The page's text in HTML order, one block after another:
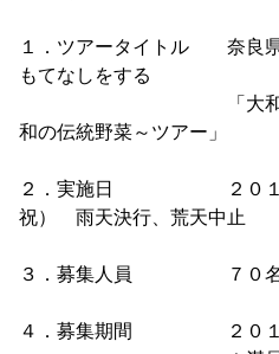
１．ツアータイトル 奈良県
もてなしをする
「大和野菜列車
和の伝統野菜～ツアー」
２．実施日 ２０１８年
祝） 雨天決行、荒天中止
３．募集人員 ７０名（
４．募集期間 ２０１８